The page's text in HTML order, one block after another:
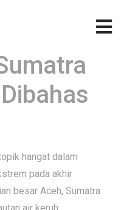
hangat dalam
pada akhir
besar Aceh, Sumatra